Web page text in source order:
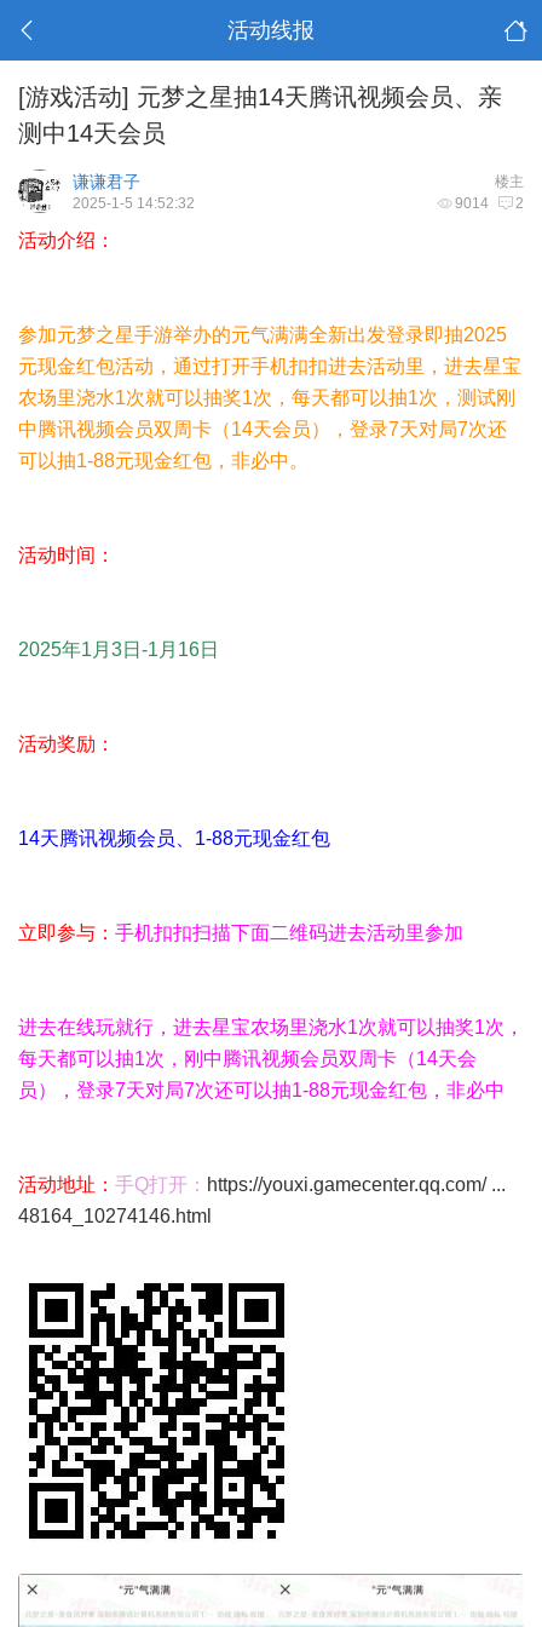
活动线报
[游戏活动] 元梦之星抽14天腾讯视频会员、亲
测中14天会员
楼主
谦谦君子
9014 2
2025-1-5 14:52:32
活动介绍：
参加元梦之星手游举办的元气满满全新出发登录即抽2025
元现金红包活动，通过打开手机扣扣进去活动里，进去星宝
农场里浇水1次就可以抽奖1次，每天都可以抽1次，测试刚
中腾讯视频会员双周卡（14天会员），登录7天对局7次还
可以抽1-88元现金红包，非必中。
活动时间：
2025年1月3日-1月16日
活动奖励：
14天腾讯视频会员、1-88元现金红包
立即参与： 手机扣扣扫描下面二维码进去活动里参加
进去在线玩就行，进去星宝农场里浇水1次就可以抽奖1次，
每天都可以抽1次，刚中腾讯视频会员双周卡（14天会
员），登录7天对局7次还可以抽1-88元现金红包，非必中
活动地址： 手Q打开： https://youxi.gamecenter.qq.com/ ...
48164_10274146.html